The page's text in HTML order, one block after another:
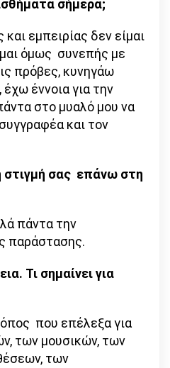
σήμερα;
εμπειρίας δεν είμαι
όμως συνεπής με
πρόβες, κυνηγάω
έννοια για την
στο μυαλό μου να
και τον
στιγμή σας επάνω στη
πάντα την
παράστασης.
Τι σημαίνει για
που επέλεξα για
των μουσικών, των
των